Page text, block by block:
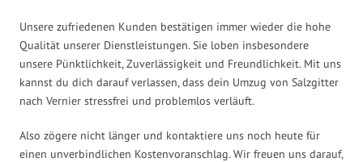
Unsere zufriedenen Kunden bestätigen immer wieder die hohe
Qualität unserer Dienstleistungen. Sie loben insbesondere
unsere Pünktlichkeit, Zuverlässigkeit und Freundlichkeit. Mit uns
kannst du dich darauf verlassen, dass dein Umzug von Salzgitter
nach Vernier stressfrei und problemlos verläuft.
Also zögere nicht länger und kontaktiere uns noch heute für
einen unverbindlichen Kostenvoranschlag. Wir freuen uns darauf,